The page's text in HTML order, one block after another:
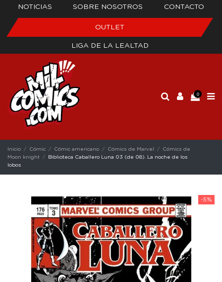
NOTICIAS SOBRE NOSOTROS CONTACTO
OUTLET
LIGA DE LA LEALTAD
0
Inicio Cómic Cómic americano Cómics de Marvel
Cómics de
Moon knight
Biblioteca Caballero Luna 03 (de 08). La noche de los
lobos
-5%